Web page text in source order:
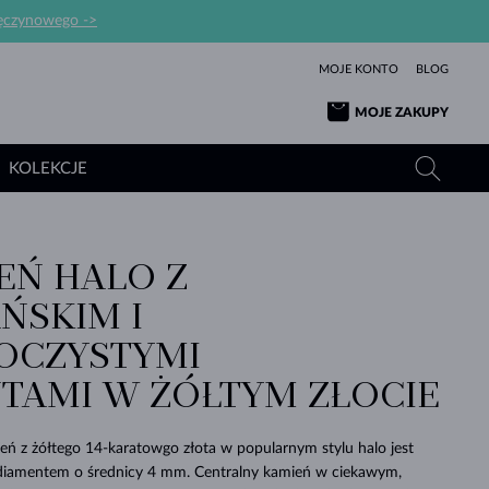
->
MOJE KONTO BLOG
MOJE ZAKUPY
WYJĄTKOWY
SPRAWDŹ
MIŁOŚĆ
SPRAWDŹ
ŻÓŁTE ZŁOTO
RÓŻOWE ZŁOTO
PIĘKNEM
TANZANITY
TOPAZY
TURMALINY
MOŁDAWITY
ŚLUBNE
PIĘKNE
SPRAWDŹ
TURMALINY
MOŁDAWITY
MINERAŁY
WISIORKI Z PERŁAMI
ŻÓŁTE ZŁOTO
PROSTOTY
SPRAWDŹ
BRANSOLETKI
SPRAWDŹ
PERŁY
SPRAWDŹ
SZAFIRY
SZMARAGDY
MOŁDAWITY
MINERAŁY
ŻÓŁTE ZŁOTO
BIŻUTERIA
SPRAWDŹ
PIĘKNO
SPRAWDŹ
KOLEKCJE
KOLEKCJE
SPRAWDŹ
HALO Z
I
W ŻÓŁTYM ZŁOCIE
z żółtego 14-karatowgo złota w popularnym stylu halo jest
o średnicy 4 mm. Centralny kamień w ciekawym,